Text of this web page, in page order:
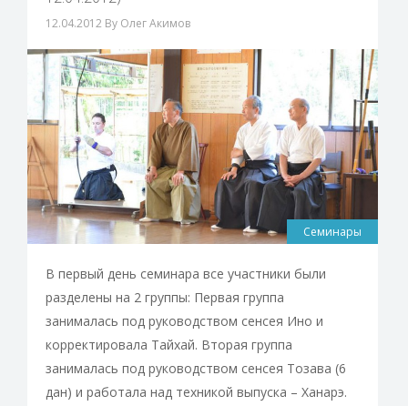
12.04.2012 By Олег Акимов
Семинары
В первый день семинара все участники были
разделены на 2 группы: Первая группа
занималась под руководством сенсея Ино и
корректировала Тайхай. Вторая группа
занималась под руководством сенсея Тозава (6
дан) и работала над техникой выпуска – Ханарэ.